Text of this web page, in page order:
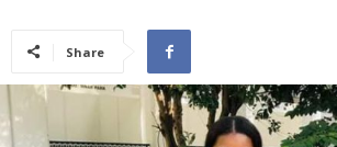
Share